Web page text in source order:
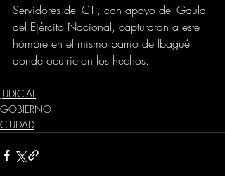
Servidores del CTI, con apoyo del Gaula
del Ejército Nacional, capturaron a este
hombre en el mismo barrio de Ibagué
donde ocurrieron los hechos.
JUDICIAL
GOBIERNO
CIUDAD